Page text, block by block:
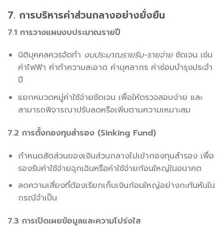
7. การบริหารค่าส่วนกลางอย่างยั่งยืน
7.1 การวางแผนงบประมาณรายปี
นิติบุคคลควรจัดทำ งบประมาณรายรับ-รายจ่ายชัดเจน เช่น
ค่าไฟฟ้า ค่าทำความสะอาด ค่าบุคลากร ค่าซ่อมบำรุงประจำ
ปี
แยกหมวดหมู่ค่าใช้จ่ายชัดเจน เพื่อให้ตรวจสอบง่าย และ
สามารถพิจารณาปรับลดหรือเพิ่มตามความเหมาะสม
7.2 การตั้งกองทุนสำรอง (Sinking Fund)
กำหนดสัดส่วนของเงินส่วนกลางไปเข้ากองทุนสำรอง เพื่อ
รองรับค่าใช้จ่ายฉุกเฉินหรือค่าใช้จ่ายก้อนใหญ่ในอนาคต
ลดความเสี่ยงที่ต้องเรียกเก็บเงินก้อนใหญ่อย่างกะทันหันใน
กรณีจำเป็น
7.3 การเปิดเผยข้อมูลและความโปร่งใส